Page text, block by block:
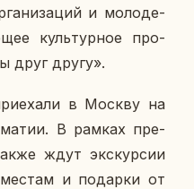
и мо­ло­де­
куль­тур­ное про­
друг другу».
в Москву на
В рамках пре­
ждут экс­кур­сии
и по­дар­ки от